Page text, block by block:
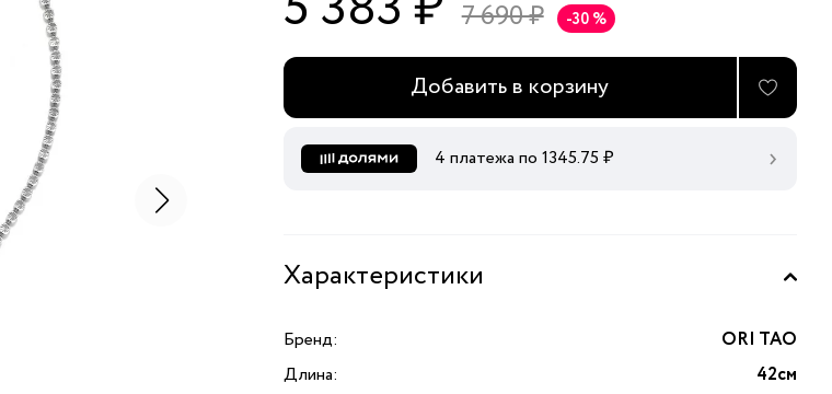
7 690 ₽ -30 %
Добавить в корзину
4 платежа по 1345.75 ₽
Характеристики
Бренд:
ORI TAO
Длина:
42см